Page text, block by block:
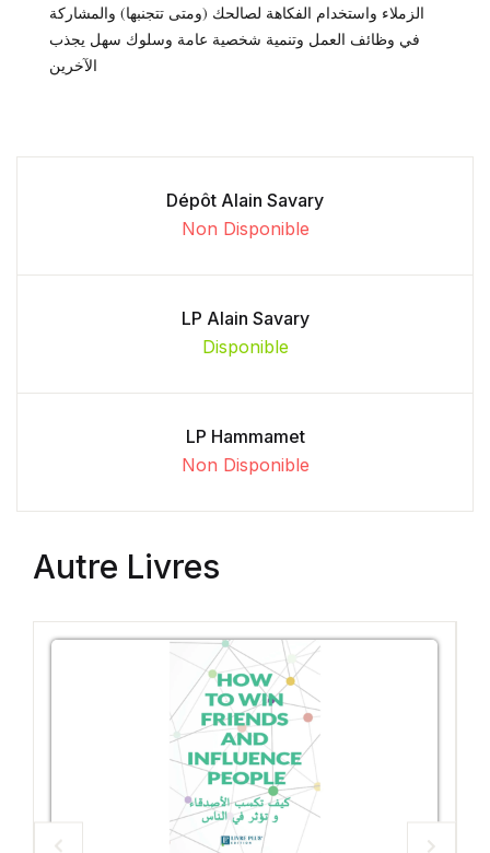
الزملاء واستخدام الفكاهة لصالحك (ومتى تتجنبها) والمشاركة
في وظائف العمل وتنمية شخصية عامة وسلوك سهل يجذب
Dépôt Alain Savary
Non Disponible
LP Alain Savary
Disponible
LP Hammamet
Non Disponible
Autre Livres